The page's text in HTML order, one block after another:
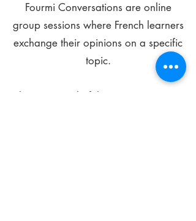
Fourmi Conversations are online
group sessions where French learners
exchange their opinions on a specific
topic.
The main goal of these meetings is to